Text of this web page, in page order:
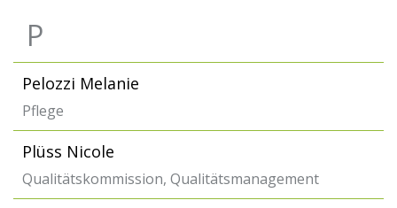
P
Pelozzi Melanie
Pflege
Plüss Nicole
Qualitätskommission, Qualitätsmanagement